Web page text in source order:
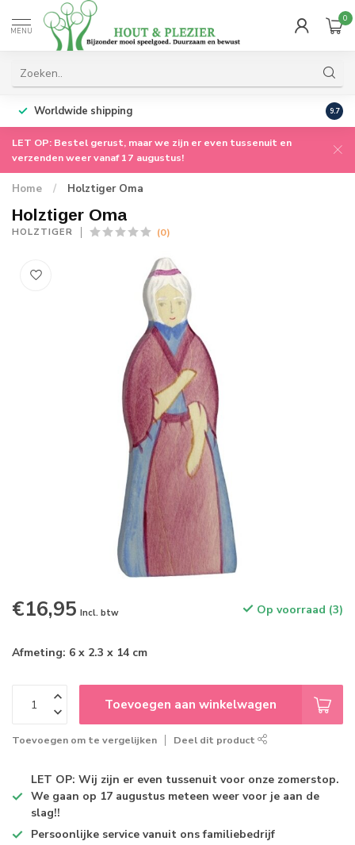
MENU
0
Worldwide shipping 9.7
LET OP: Bestel gerust, maar we zijn er even tussenuit en
verzenden weer vanaf 17 augustus!
Home / Holztiger Oma
Holztiger Oma
HOLZTIGER (0)
€16,95 Incl. btw Op voorraad (3)
Afmeting: 6 x 2.3 x 14 cm
Toevoegen aan winkelwagen
Toevoegen om te vergelijken Deel dit product
LET OP: Wij zijn er even tussenuit voor onze zomerstop.
We gaan op 17 augustus meteen weer voor je aan de
slag!!
Persoonlijke service vanuit ons familiebedrijf